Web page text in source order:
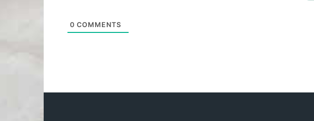
0 COMMENTS